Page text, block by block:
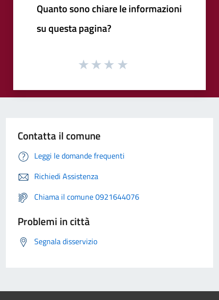
Quanto sono chiare le informazioni
su questa pagina?
Contatta il comune
Leggi le domande frequenti
Richiedi Assistenza
Chiama il comune 0921644076
Problemi in città
Segnala disservizio